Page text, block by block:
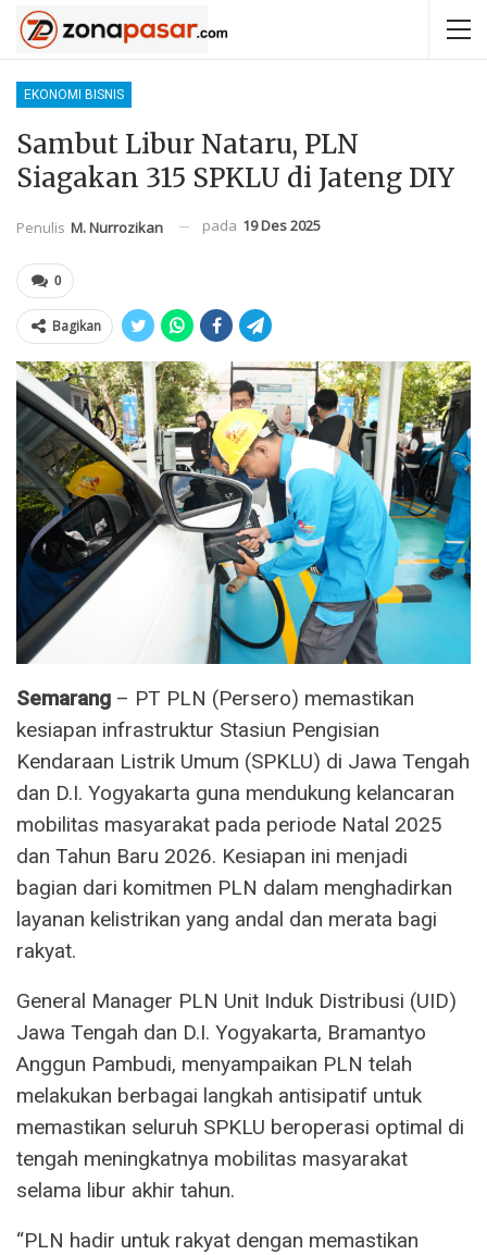
EKONOMI BISNIS
Sambut Libur Nataru, PLN
Siagakan 315 SPKLU di Jateng DIY
Penulis M. Nurrozikan pada 19 Des 2025
0
Bagikan
Semarang – PT PLN (Persero) memastikan
kesiapan infrastruktur Stasiun Pengisian
Kendaraan Listrik Umum (SPKLU) di Jawa Tengah
dan D.I. Yogyakarta guna mendukung kelancaran
mobilitas masyarakat pada periode Natal 2025
dan Tahun Baru 2026. Kesiapan ini menjadi
bagian dari komitmen PLN dalam menghadirkan
layanan kelistrikan yang andal dan merata bagi
rakyat.
General Manager PLN Unit Induk Distribusi (UID)
Jawa Tengah dan D.I. Yogyakarta, Bramantyo
Anggun Pambudi, menyampaikan PLN telah
melakukan berbagai langkah antisipatif untuk
memastikan seluruh SPKLU beroperasi optimal di
tengah meningkatnya mobilitas masyarakat
selama libur akhir tahun.
“PLN hadir untuk rakyat dengan memastikan